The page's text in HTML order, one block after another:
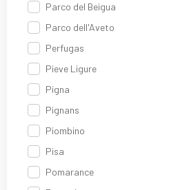
Parco del Beigua
Parco dell'Aveto
Perfugas
Pieve Ligure
Pigna
Pignans
Piombino
Pisa
Pomarance